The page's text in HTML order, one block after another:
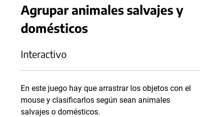
Agrupar animales salvajes y
domésticos
Interactivo
En este juego hay que arrastrar los objetos con el
mouse y clasificarlos según sean animales
salvajes o domésticos.